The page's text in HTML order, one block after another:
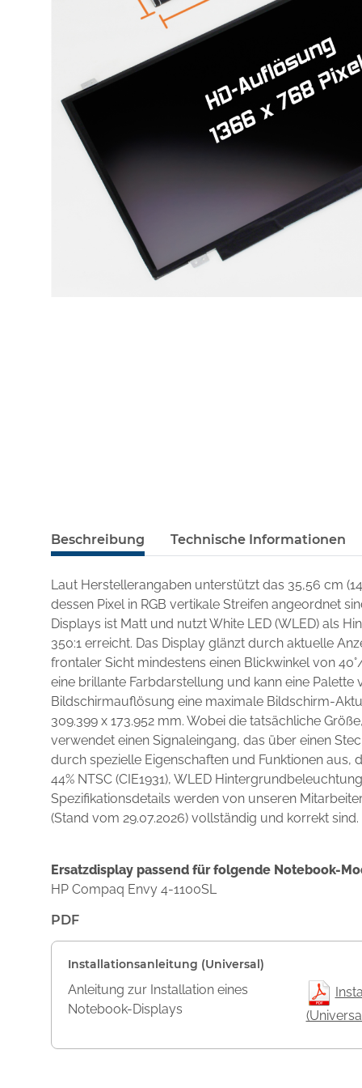
Beschreibung Technische Informationen
Laut Herstellerangaben unterstützt das 35,56 cm
dessen Pixel in RGB vertikale Streifen angeordnet
Displays ist Matt und nutzt White LED (WLED) als
350:1 erreicht. Das Display glänzt durch aktuelle
frontaler Sicht mindestens einen Blickwinkel von
eine brillante Farbdarstellung und kann eine Palette
Bildschirmauflösung eine maximale Bildschirm-
309.399 x 173.952 mm. Wobei die tatsächliche
verwendet einen Signaleingang, das über einen
durch spezielle Eigenschaften und Funktionen aus,
44% NTSC (CIE1931), WLED
Spezifikationsdetails werden von unseren
(Stand vom 29.07.2026) vollständig und korrekt sind.
Ersatzdisplay passend für folgende Notebook-
HP Compaq Envy 4-1100SL
PDF
Installationsanleitung (Universal)
Anleitung zur Installation eines
Notebook-Displays